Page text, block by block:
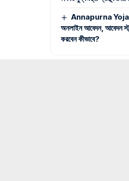
Annapurna
অনলাইন আবেদন, আবেদন
করবেন কীভাবে?